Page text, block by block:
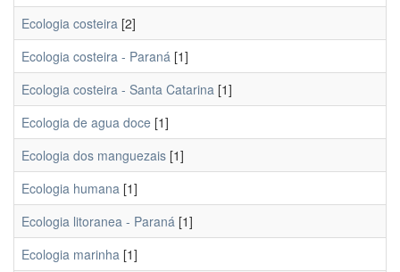
Ecologia costeira [2]
Ecologia costeira - Paraná [1]
Ecologia costeira - Santa Catarina [1]
Ecologia de agua doce [1]
Ecologia dos manguezais [1]
Ecologia humana [1]
Ecologia litoranea - Paraná [1]
Ecologia marinha [1]